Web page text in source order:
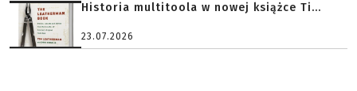
Historia multitoola w nowej książce Ti...
23.07.2026